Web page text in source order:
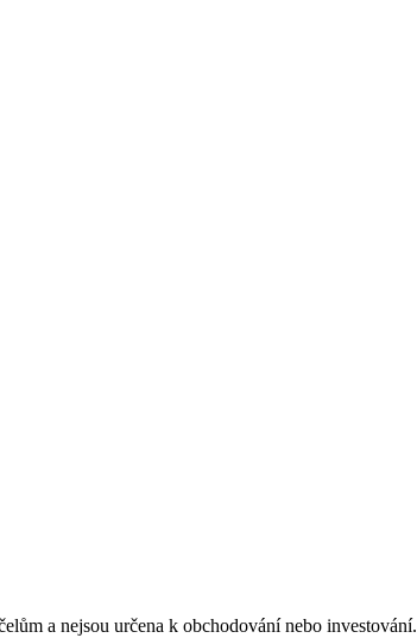
a nejsou určena k obchodování nebo investování.